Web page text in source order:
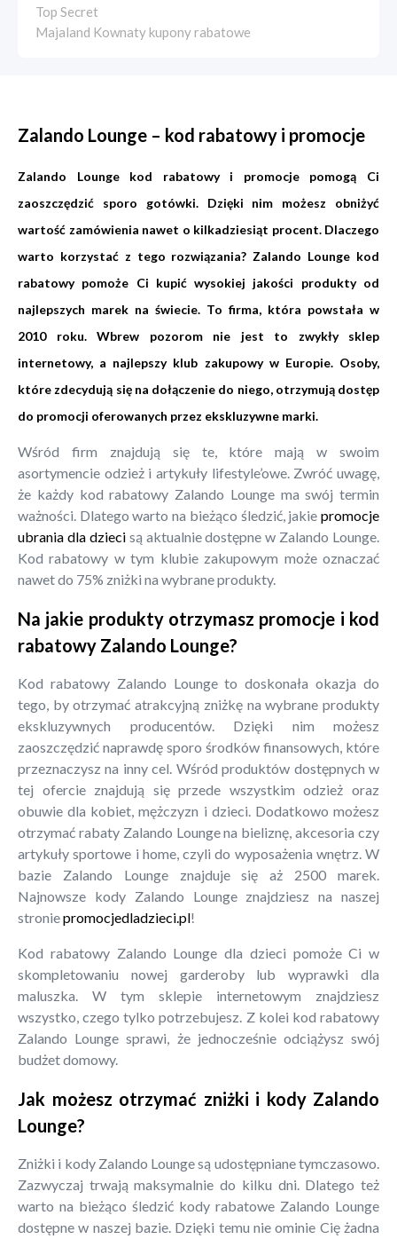
Top Secret
Majaland Kownaty kupony rabatowe
Zalando Lounge – kod rabatowy i promocje
Zalando Lounge kod rabatowy i promocje pomogą Ci
zaoszczędzić sporo gotówki. Dzięki nim możesz obniżyć
wartość zamówienia nawet o kilkadziesiąt procent. Dlaczego
warto korzystać z tego rozwiązania? Zalando Lounge kod
rabatowy pomoże Ci kupić wysokiej jakości produkty od
najlepszych marek na świecie. To firma, która powstała w
2010 roku. Wbrew pozorom nie jest to zwykły sklep
internetowy, a najlepszy klub zakupowy w Europie. Osoby,
które zdecydują się na dołączenie do niego, otrzymują dostęp
do promocji oferowanych przez ekskluzywne marki.
Wśród firm znajdują się te, które mają w swoim
asortymencie odzież i artykuły lifestyle’owe. Zwróć uwagę,
że każdy kod rabatowy Zalando Lounge ma swój termin
ważności. Dlatego warto na bieżąco śledzić, jakie promocje
ubrania dla dziecisą aktualnie dostępne w Zalando Lounge.
Kod rabatowy w tym klubie zakupowym może oznaczać
nawet do 75% zniżki na wybrane produkty.
Na jakie produkty otrzymasz promocje i kod
rabatowy Zalando Lounge?
Kod rabatowy Zalando Lounge to doskonała okazja do
tego, by otrzymać atrakcyjną zniżkę na wybrane produkty
ekskluzywnych producentów. Dzięki nim możesz
zaoszczędzić naprawdę sporo środków finansowych, które
przeznaczysz na inny cel. Wśród produktów dostępnych w
tej ofercie znajdują się przede wszystkim odzież oraz
obuwie dla kobiet, mężczyzn i dzieci. Dodatkowo możesz
otrzymać rabaty Zalando Lounge na bieliznę, akcesoria czy
artykuły sportowe i home, czyli do wyposażenia wnętrz. W
bazie Zalando Lounge znajduje się aż 2500 marek.
Najnowsze kody Zalando Lounge znajdziesz na naszej
stroniepromocjedladzieci.pl!
Kod rabatowy Zalando Lounge dla dzieci pomoże Ci w
skompletowaniu nowej garderoby lub wyprawki dla
maluszka. W tym sklepie internetowym znajdziesz
wszystko, czego tylko potrzebujesz. Z kolei kod rabatowy
Zalando Lounge sprawi, że jednocześnie odciążysz swój
budżet domowy.
Jak możesz otrzymać zniżki i kody Zalando
Lounge?
Zniżki i kody Zalando Lounge są udostępniane tymczasowo.
Zazwyczaj trwają maksymalnie do kilku dni. Dlatego też
warto na bieżąco śledzić kody rabatowe Zalando Lounge
dostępne w naszej bazie. Dzięki temu nie ominie Cię żadna